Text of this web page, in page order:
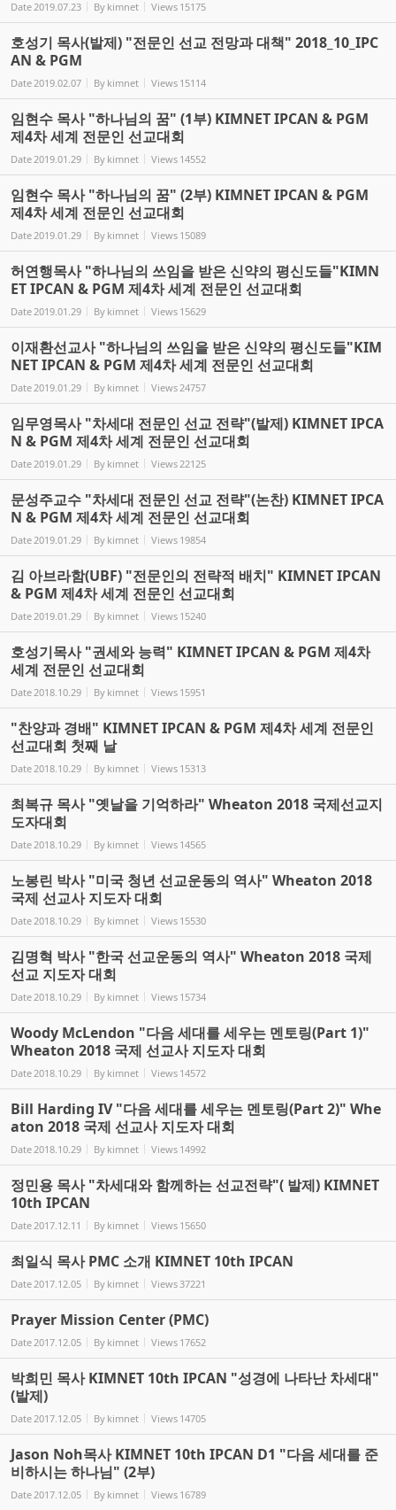
Date2019.07.23 By kimnet Views 15175
호성기 목사(발제) "전문인 선교 전망과 대책" 2018_10_IPC
AN & PGM
Date2019.02.07 By kimnet Views 15114
임현수 목사 "하나님의 꿈" (1부) KIMNET IPCAN & PGM
제4차 세계 전문인 선교대회
Date2019.01.29 By kimnet Views 14552
임현수 목사 "하나님의 꿈" (2부) KIMNET IPCAN & PGM
제4차 세계 전문인 선교대회
Date2019.01.29 By kimnet Views 15089
허연행목사 "하나님의 쓰임을 받은 신약의 평신도들"KIMN
ET IPCAN & PGM 제4차 세계 전문인 선교대회
Date2019.01.29 By kimnet Views 15629
이재환선교사 "하나님의 쓰임을 받은 신약의 평신도들"KIM
NET IPCAN & PGM 제4차 세계 전문인 선교대회
Date2019.01.29 By kimnet Views24757
임무영목사 "차세대 전문인 선교 전략"(발제) KIMNET IPCA
N & PGM 제4차 세계 전문인 선교대회
Date2019.01.29 By kimnet Views22125
문성주교수 "차세대 전문인 선교 전략"(논찬) KIMNET IPCA
N & PGM 제4차 세계 전문인 선교대회
Date2019.01.29 By kimnet Views 19854
김 아브라함(UBF) "전문인의 전략적 배치" KIMNET IPCAN
& PGM 제4차 세계 전문인 선교대회
Date2019.01.29 By kimnet Views 15240
호성기목사 "권세와 능력" KIMNET IPCAN & PGM 제4차
세계 전문인 선교대회
Date2018.10.29 By kimnet Views 15951
"찬양과 경배" KIMNET IPCAN & PGM 제4차 세계 전문인
선교대회 첫째 날
Date2018.10.29 By kimnet Views 15313
최복규 목사 "옛날을 기억하라" Wheaton 2018 국제선교지
도자대회
Date2018.10.29 By kimnet Views 14565
노봉린 박사 "미국 청년 선교운동의 역사" Wheaton 2018
국제 선교사 지도자 대회
Date2018.10.29 By kimnet Views 15530
김명혁 박사 "한국 선교운동의 역사" Wheaton 2018 국제
선교 지도자 대회
Date2018.10.29 By kimnet Views 15734
Woody McLendon "다음 세대를 세우는 멘토링(Part 1)"
Wheaton 2018 국제 선교사 지도자 대회
Date2018.10.29 By kimnet Views 14572
Bill Harding IV "다음 세대를 세우는 멘토링(Part 2)" Whe
aton 2018 국제 선교사 지도자 대회
Date2018.10.29 By kimnet Views 14992
정민용 목사 "차세대와 함께하는 선교전략"( 발제) KIMNET
10th IPCAN
Date2017.12.11 By kimnet Views 15650
최일식 목사 PMC 소개 KIMNET 10th IPCAN
Date2017.12.05 By kimnet Views37221
Prayer Mission Center (PMC)
Date2017.12.05 By kimnet Views 17652
박희민 목사 KIMNET 10th IPCAN "성경에 나타난 차세대"
(발제)
Date2017.12.05 By kimnet Views 14705
Jason Noh목사 KIMNET 10th IPCAN D1 "다음 세대를 준
비하시는 하나님" (2부)
Date2017.12.05 By kimnet Views 16789